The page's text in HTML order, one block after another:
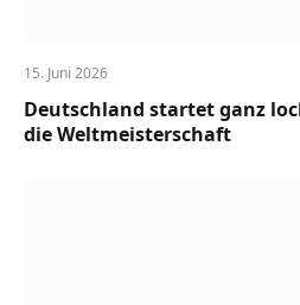
15. Juni 2026
Deutschland startet ganz
die Weltmeisterschaft